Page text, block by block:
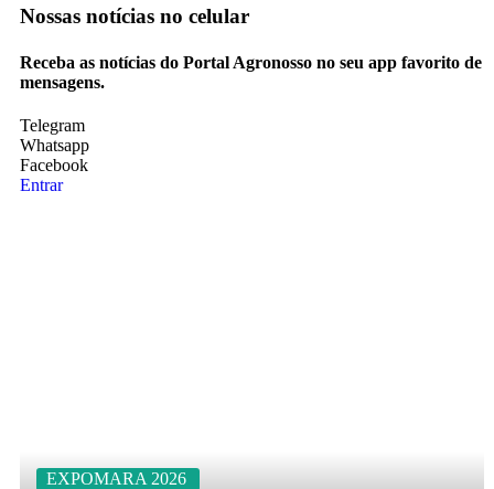
Nossas notícias no celular
Receba as notícias do Portal Agronosso no seu app favorito de
mensagens.
Telegram
Whatsapp
Facebook
Entrar
EXPOMARA 2026